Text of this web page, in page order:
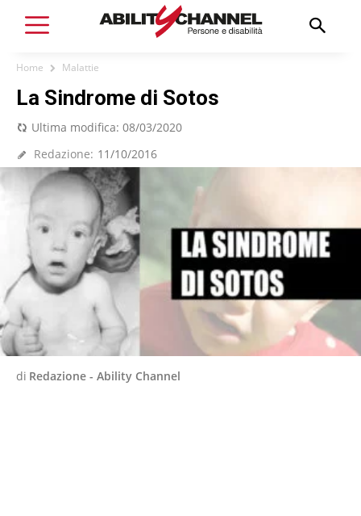
Home Malattie
La Sindrome di Sotos
Ultima modifica: 08/03/2020
Redazione: 11/10/2016
di Redazione - Ability Channel